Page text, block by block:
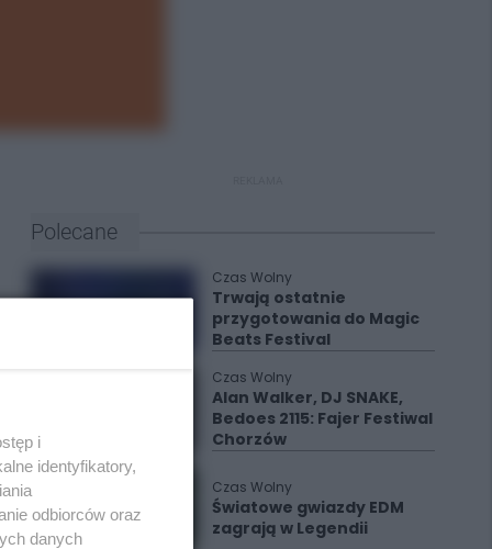
Polecane
Czas Wolny
Trwają ostatnie
przygotowania do Magic
Beats Festival
Czas Wolny
Alan Walker, DJ SNAKE,
Bedoes 2115: Fajer Festiwal
Chorzów
Czas Wolny
Światowe gwiazdy EDM
zagrają w Legendii
i
identyfikatory,
odbiorców oraz
danych